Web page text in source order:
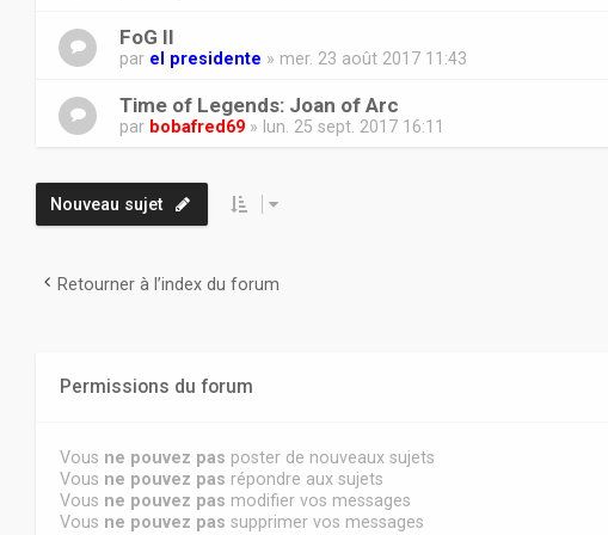
FoG II
par el presidente » mer. 23 août 2017 11:43
Time of Legends: Joan of Arc
par bobafred69 » lun. 25 sept. 2017 16:11
Nouveau sujet
Retourner à l’index du forum
Permissions du forum
Vous ne pouvez pas poster de nouveaux sujets
Vous ne pouvez pas répondre aux sujets
Vous ne pouvez pas modifier vos messages
Vous ne pouvez pas supprimer vos messages